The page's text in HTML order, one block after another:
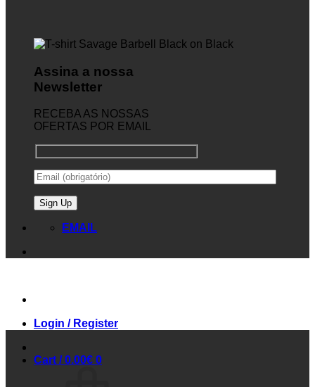
Assina a nossa
Newsletter
RECEBA AS NOSSAS
OFERTAS POR EMAIL
EMAIL
Login / Register
Cart /0.00€ 0